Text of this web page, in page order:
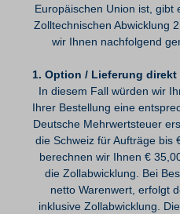
Europäischen Union ist, gibt
Zolltechnischen Abwicklung
wir Ihnen nachfolgend
1. Option / Lieferung direkt
In diesem Fall würden wir
Ihrer Bestellung eine
Deutsche Mehrwertsteuer
die Schweiz für Aufträge bis
berechnen wir Ihnen €
die Zollabwicklung. Bei
netto Warenwert, erfolgt
inklusive Zollabwicklung.